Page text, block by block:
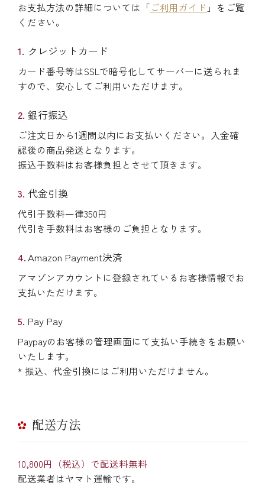
お支払方法の詳細については「ご利用ガイド 」をご覧
ください。
クレジットカード
カード番号等はSSLで暗号化してサーバーに送られま
すので、安心してご利用いただけます。
銀行振込
ご注文日から1週間以内にお支払いください。入金確
認後の商品発送となります。
振込手数料はお客様負担とさせて頂きます。
代金引換
代引手数料一律350円
代引き手数料はお客様のご負担となります。
Amazon Payment決済
アマゾンアカウントに登録されているお客様情報でお
支払いただけます。
Pay Pay
Paypayのお客様の管理画面にて支払い手続きをお願い
いたします。
* 振込、代金引換にはご利用いただけません。
配送方法
10,800円（税込）で配送料無料
配送業者はヤマト運輸です。